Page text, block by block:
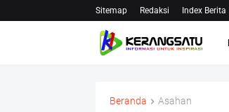
Sitemap Redaksi Index Berita
Beranda Asahan